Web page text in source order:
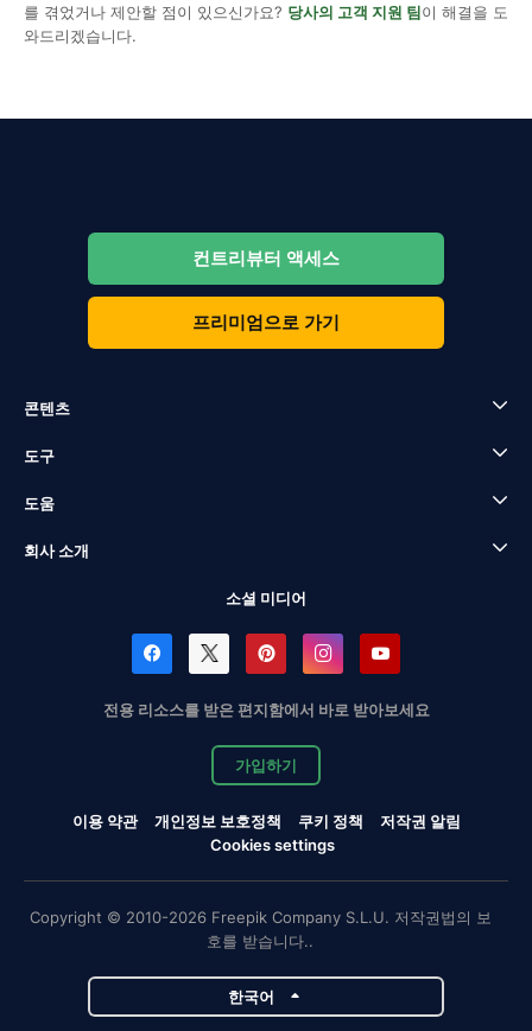
를 겪었거나 제안할 점이 있으신가요? 당사의 고객 지원 팀이 해결을 도
와드리겠습니다.
컨트리뷰터 액세스
프리미엄으로 가기
콘텐츠
도구
도움
회사 소개
소셜 미디어
전용 리소스를 받은 편지함에서 바로 받아보세요
가입하기
이용 약관 개인정보 보호정책 쿠키 정책
저작권 알림
Cookies settings
Copyright © 2010-2026 Freepik Company S.L.U. 저작권법의 보
호를 받습니다..
한국어